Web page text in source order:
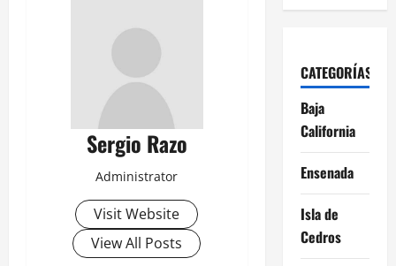
Sergio Razo
Administrator
Visit Website
View All Posts
CATEGORÍAS
Baja
California
Ensenada
Isla de
Cedros